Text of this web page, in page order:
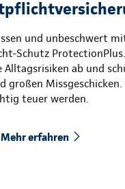
und unbeschwert
Schutz
Alltagsrisiken ab und
großen Missgeschicken.
teuer werden.
Mehr erfahren